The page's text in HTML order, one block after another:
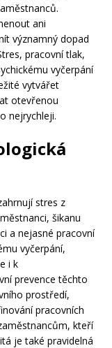
ani
významný dopad
pracovní tlak,
vyčerpání
vytvářet
otevřenou
nejrychleji.
stres z
šikanu
a nejasné pracovní
vyčerpání,
i k
prevence těchto
prostředí,
pracovních
kteří
je také pravidelná